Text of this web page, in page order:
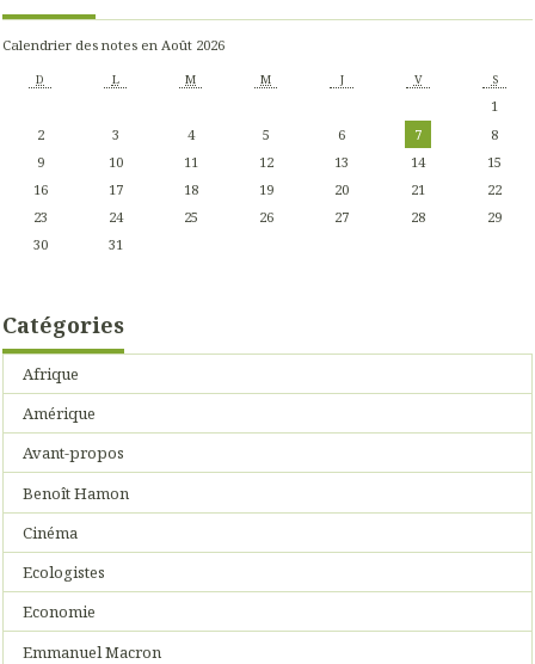
Calendrier des notes en Août 2026
D L M M J V S
1
2
3 4 5 6 7
8
9
10 11 12 13 14
15
16
17 18 19 20 21
22
23
24 25 26 27 28
29
30
31
Catégories
Afrique
Amérique
Avant-propos
Benoît Hamon
Cinéma
Ecologistes
Economie
Emmanuel Macron